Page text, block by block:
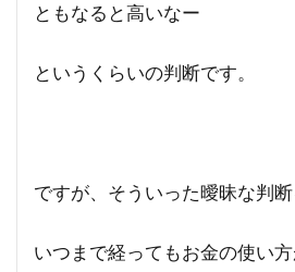
ともなると高いなー
というくらいの判断です。
ですが、そういった曖昧な判断
いつまで経ってもお金の使い方